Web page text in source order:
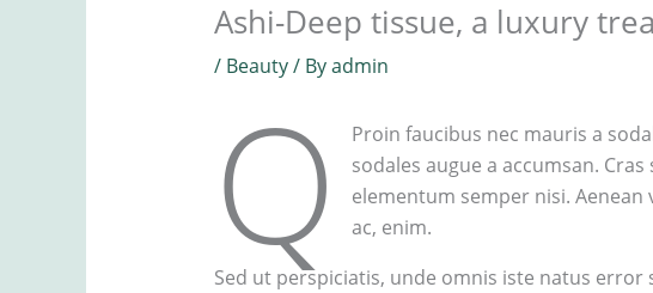
Ashi-Deep tissue, a luxury
/ Beauty/ Byadmin
q
Proin faucibus nec mauris a
sodales augue a accumsan.
elementum semper nisi.
ac, enim.
Sed ut perspiciatis, unde omnis iste natus